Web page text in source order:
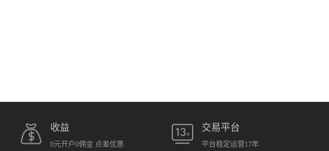
收益
0元开户0佣金 点差优惠
交易平台
平台稳定运营17年